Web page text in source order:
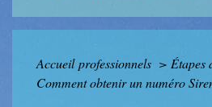
Accueil professionnels > Étapes
Comment obtenir un numéro